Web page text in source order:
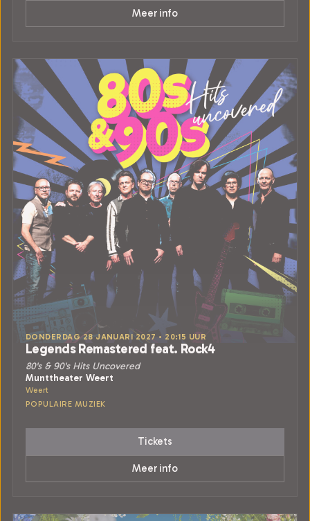
Meer info
DONDERDAG 28 JANUARI 2027 • 20:15 UUR
Legends Remastered feat. Rock4
80's & 90's Hits Uncovered
Munttheater Weert
Weert
POPULAIRE MUZIEK
Tickets
Meer info